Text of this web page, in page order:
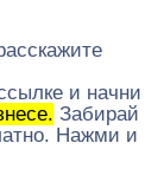
и начни
Забирай
Нажми и